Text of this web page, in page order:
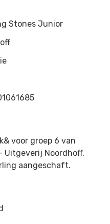
Stones Junior
voor groep 6 van
Uitgeverij Noordhoff.
aangeschaft.